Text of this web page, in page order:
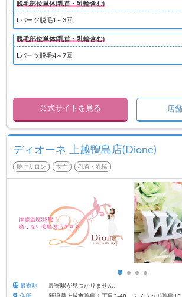
脱毛部位単体(乳首・乳輪含む)
Lパーツ脱毛1～3回
脱毛部位単体(乳首・乳輪含む)
Lパーツ脱毛4～7回
公式サイトを見る 店
ディオーネ 上越鴨島店(Dione)
脱毛サロン 女性 乳首・乳輪
最寄駅
最寄駅が見つかりません。